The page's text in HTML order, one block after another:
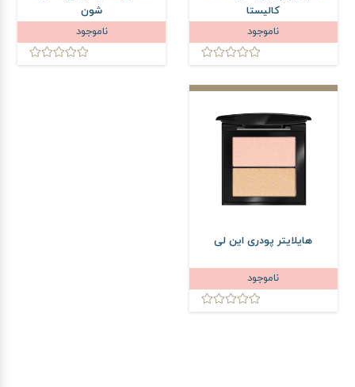
کالیستا
ناموجود
شون
ناموجود
هایلایتر پودری این لی
ناموجود